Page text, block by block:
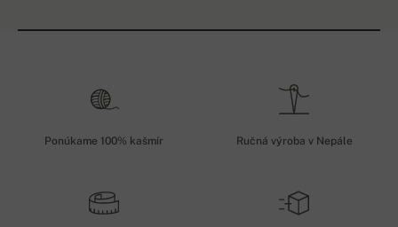
Ponúkame 100% kašmír Ručná výroba v Nepále